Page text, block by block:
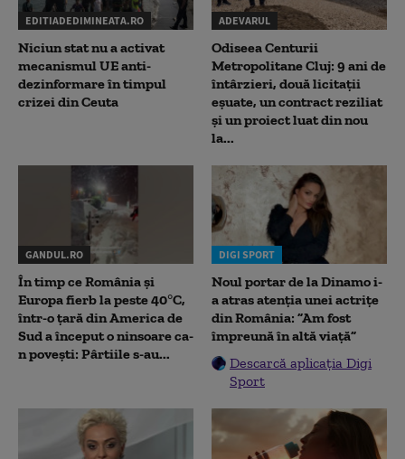
EDITIADEDIMINEATA.RO
Niciun stat nu a activat
mecanismul UE anti-
dezinformare în timpul
crizei din Ceuta
ADEVARUL
Odiseea Centurii
Metropolitane Cluj: 9 ani de
întârzieri, două licitații
eșuate, un contract reziliat
și un proiect luat din nou
la...
GANDUL.RO
În timp ce România și
Europa fierb la peste 40°C,
într-o țară din America de
Sud a început o ninsoare ca-
n povești: Pârtiile s-au...
DIGI SPORT
Noul portar de la Dinamo i-
a atras atenția unei actrițe
din România: ”Am fost
împreună în altă viață”
Descarcă aplicația Digi
Sport